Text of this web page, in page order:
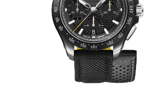
die Schaltflächen um